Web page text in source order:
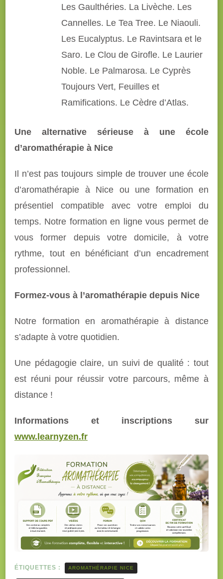
Les Gaulthéries. La Livèche. Les
Cannelles. Le Tea Tree. Le Niaouli.
Les Eucalyptus. Le Ravintsara et le
Saro. Le Clou de Girofle. Le Laurier
Noble. Le Palmarosa. Le Cyprès
Toujours Vert, Feuilles et
Ramifications. Le Cèdre d’Atlas.
Une alternative sérieuse à une école
d’aromathérapie à Nice
Il n’est pas toujours simple de trouver une école
d’aromathérapie à Nice ou une formation en
présentiel compatible avec votre emploi du
temps. Notre formation en ligne vous permet de
vous former depuis votre domicile, à votre
rythme, tout en bénéficiant d’un encadrement
professionnel.
Formez-vous à l’aromathérapie depuis Nice
Notre formation en aromathérapie à distance
s’adapte à votre quotidien.
Une pédagogie claire, un suivi de qualité : tout
est réuni pour réussir votre parcours, même à
distance !
Informations et inscriptions sur
www.learnyzen.fr
ÉTIQUETTES : AROMATHÉRAPIE NICE